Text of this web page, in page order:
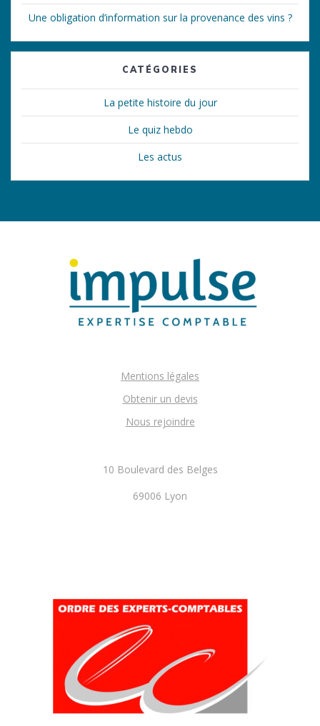
Une obligation d’information sur la provenance des vins ?
CATÉGORIES
La petite histoire du jour
Le quiz hebdo
Les actus
Mentions légales
Obtenir un devis
Nous rejoindre
10 Boulevard des Belges
69006 Lyon